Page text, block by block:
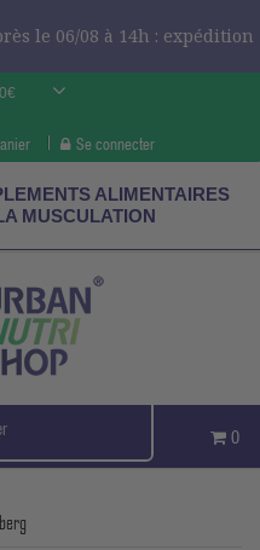
le 06/08 à 14h : expédition
Se connecter
ALIMENTAIRES
MUSCULATION
0